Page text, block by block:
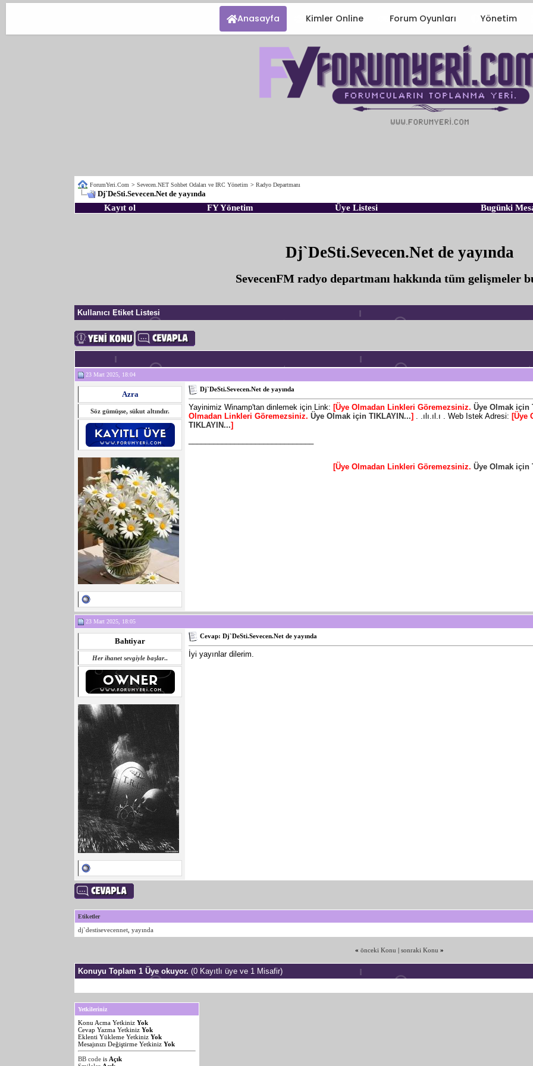
Anasayfa Kimler Online Forum Oyunları Yönetim
ForumYeri.Com >Sevecen.NET Sohbet Odaları ve IRC Yönetim >Radyo Departmanı
Dj`DeSti.Sevecen.Net de yayında
Kayıt ol FY Yönetim Üye Listesi Bugünki
Dj`DeSti.Sevecen.Net de yayında
SevecenFM radyo departmanı hakkında tüm gelişmeler
Kullanıcı Etiket Listesi
23 Mart 2025, 18:04
Azra
Söz gümüşse, sükut altındır.
Dj`DeSti.Sevecen.Net de yayında
Yayinimiz Winamp'tan dinlemek için Link: [Üye Olmadan Linkleri Göremezsiniz.Üye Olmak için
Olmadan Linkleri Göremezsiniz.Üye Olmak için TIKLAYIN...] . .ılı.ıl.ı . Web Istek Adresi: [Üye
TIKLAYIN...]
[Üye Olmadan Linkleri Göremezsiniz.Üye Olmak için
23 Mart 2025, 18:05
Bahtiyar
Her ihanet sevgiyle başlar..
Cevap: Dj`DeSti.Sevecen.Net de yayında
İyi yayınlar dilerim.
Etiketler
dj`destisevecennet ,yayında
« önceki Konu |sonraki Konu »
Konuyu Toplam 1 Üye okuyor.(0 Kayıtlı üye ve 1 Misafir)
Yetkileriniz
Konu Acma YetkinizYok
Cevap Yazma YetkinizYok
Eklenti Yükleme YetkinizYok
Mesajınızı Değiştirme YetkinizYok
BB code is Açık